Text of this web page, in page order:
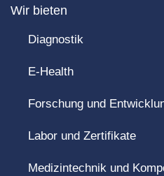
Wir bieten
Diagnostik
E-Health
Forschung und
Labor und Zertifikate
Medizintechnik und